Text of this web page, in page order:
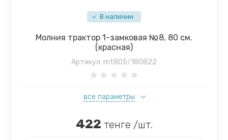
В наличии
Молния трактор 1-замковая №8, 80 см.
(красная)
Артикул: mt805/180822
все параметры
422 тенге /шт.